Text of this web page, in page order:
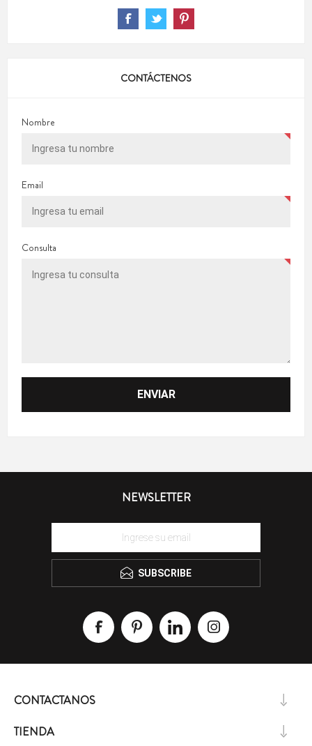
CONTÁCTENOS
Nombre
Email
Consulta
NEWSLETTER
SUBSCRIBE
CONTACTANOS
TIENDA